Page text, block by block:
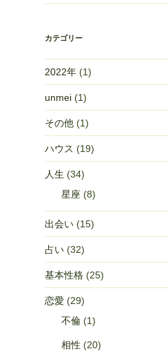
カテゴリー
2022年(1)
unmei(1)
その他(1)
ハウス (19)
人生 (34)
星座 (8)
出会い(15)
占い(32)
基本性格(25)
恋愛(29)
不倫(1)
相性 (20)